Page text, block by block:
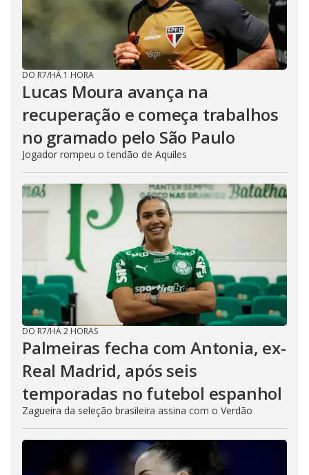
DO R7/HÁ 1 HORA
Lucas Moura avança na
recuperação e começa trabalhos
no gramado pelo São Paulo
Jogador rompeu o tendão de Aquiles
DO R7/HÁ 2 HORAS
Palmeiras fecha com Antonia, ex-
Real Madrid, após seis
temporadas no futebol espanhol
Zagueira da seleção brasileira assina com o Verdão